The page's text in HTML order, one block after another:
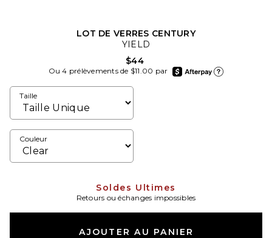
LOT DE VERRES CENTURY
YIELD
$44
Ou 4 prélèvements de $11.00 par
afterpay
Taille
Couleur
Soldes Ultimes
Retours ou échanges impossibles
AJOUTER AU PANIER